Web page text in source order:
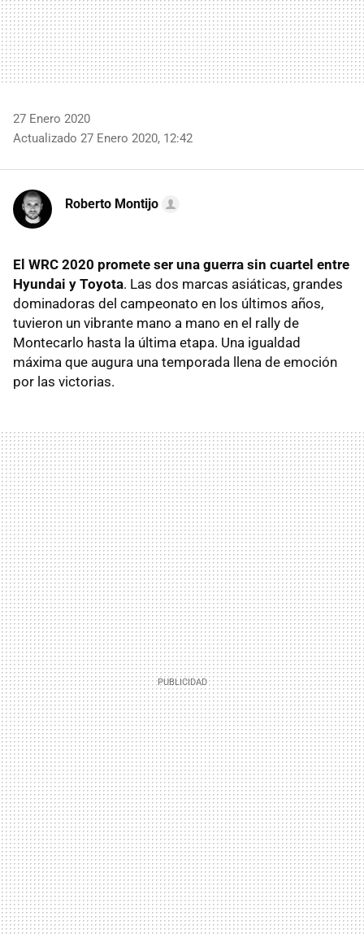
27 Enero 2020
Actualizado 27 Enero 2020, 12:42
Roberto Montijo
El WRC 2020 promete ser una guerra sin cuartel entre
Hyundai y Toyota. Las dos marcas asiáticas, grandes
dominadoras del campeonato en los últimos años,
tuvieron un vibrante mano a mano en el rally de
Montecarlo hasta la última etapa. Una igualdad
máxima que augura una temporada llena de emoción
por las victorias.